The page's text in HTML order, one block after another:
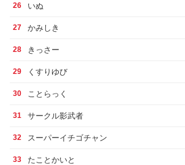
26 いぬ
27 かみしき
28 きっさー
29 くすりゆび
30 ことらっく
31 サークル影武者
32 スーパーイチゴチャン
33 たことかいと